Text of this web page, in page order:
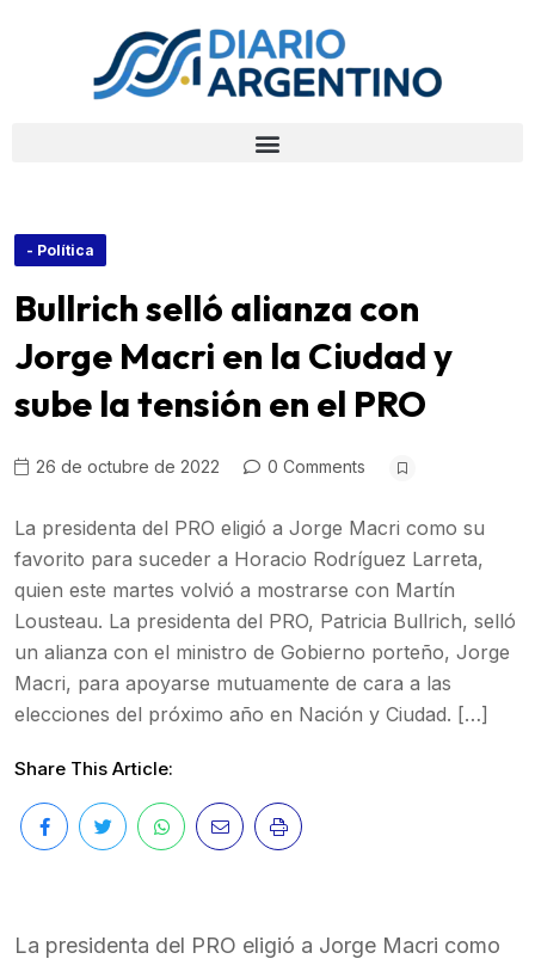
- Política
Bullrich selló alianza con
Jorge Macri en la Ciudad y
sube la tensión en el PRO
26 de octubre de 2022 0 Comments
La presidenta del PRO eligió a Jorge Macri como su
favorito para suceder a Horacio Rodríguez Larreta,
quien este martes volvió a mostrarse con Martín
Lousteau. La presidenta del PRO, Patricia Bullrich, selló
un alianza con el ministro de Gobierno porteño, Jorge
Macri, para apoyarse mutuamente de cara a las
elecciones del próximo año en Nación y Ciudad. […]
Share This Article:
La presidenta del PRO eligió a Jorge Macri como